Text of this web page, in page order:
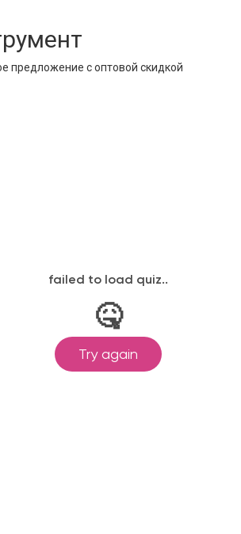
предложение с оптовой скидкой